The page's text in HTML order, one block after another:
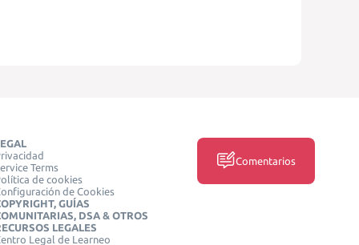
Terms
de cookies
de Cookies
GUÍAS
DSA & OTROS
LEGALES
Legal de Learneo
Comentarios